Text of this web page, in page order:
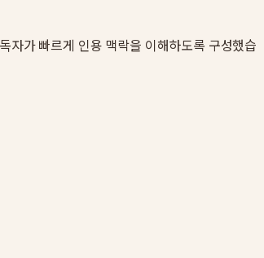
가 빠르게 인용 맥락을 이해하도록 구성했습